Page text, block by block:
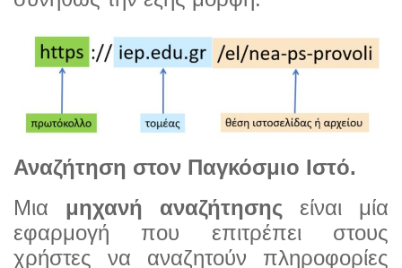
Αναζήτηση στον Παγκόσμιο Ιστό.
Μια μηχανή αναζήτησης είναι μία
εφαρμογή που επιτρέπει στους
χρήστες να αναζητούν πληροφορίες